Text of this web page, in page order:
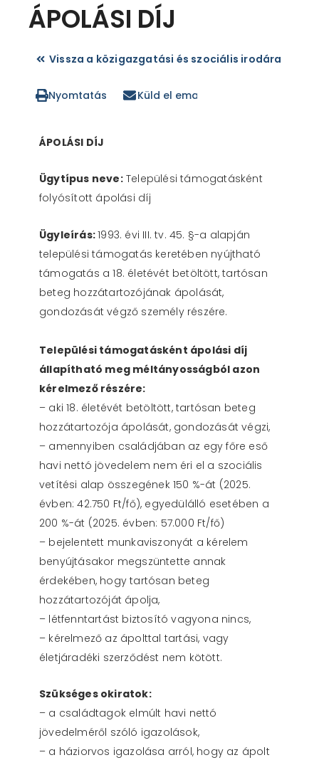
ÁPOLÁSI DÍJ
ÁPOLÁSI DÍJ
Vissza a közigazgatási és szociális irodára
Nyomtatás Küld el emailben
ÁPOLÁSI DÍJ
Ügytípus neve:Települési támogatásként
folyósított ápolási díj
Ügyleírás:1993. évi III. tv. 45. §-a alapján
települési támogatás keretében nyújtható
támogatás a 18. életévét betöltött, tartósan
beteg hozzátartozójának ápolását,
gondozását végző személy részére.
Települési támogatásként ápolási díj
állapítható meg méltányosságból azon
kérelmező részére:
– aki 18. életévét betöltött, tartósan beteg
hozzátartozója ápolását, gondozását végzi,
– amennyiben családjában az egy főre eső
havi nettó jövedelem nem éri el a szociális
vetítési alap összegének 150 %-át (2025.
évben: 42.750 Ft/fő), egyedülálló esetében a
200 %-át (2025. évben: 57.000 Ft/fő)
– bejelentett munkaviszonyát a kérelem
benyújtásakor megszüntette annak
érdekében, hogy tartósan beteg
hozzátartozóját ápolja,
– létfenntartást biztosító vagyona nincs,
– kérelmező az ápolttal tartási, vagy
életjáradéki szerződést nem kötött.
Szükséges okiratok:
– a családtagok elmúlt havi nettó
jövedelméről szóló igazolások,
– a háziorvos igazolása arról, hogy az ápolt